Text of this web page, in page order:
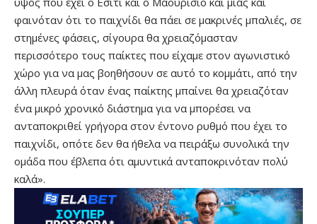
φαινόταν ότι το παιχνίδι θα πάει σε μακρινές μπαλιές, σε
στημένες φάσεις, σίγουρα θα χρειαζόμασταν
περισσότερο τους παίκτες που είχαμε στον αγωνιστικό
χώρο για να μας βοηθήσουν σε αυτό το κομμάτι, από την
άλλη πλευρά όταν ένας παίκτης μπαίνει θα χρειαζόταν
ένα μικρό χρονικό διάστημα για να μπορέσει να
ανταποκριθεί γρήγορα στον έντονο ρυθμό που έχει το
παιχνίδι, οπότε δεν θα ήθελα να πειράξω συνολικά την
ομάδα που έβλεπα ότι αμυντικά ανταποκρινόταν πολύ
καλά».